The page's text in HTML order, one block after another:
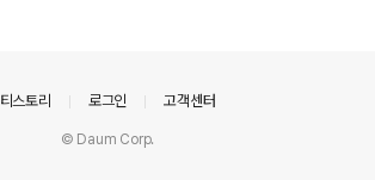
티스토리 로그인 고객센터
© Daum Corp.